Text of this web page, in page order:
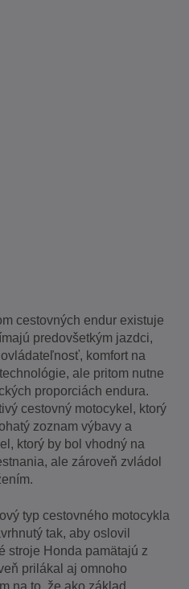
cestovných endur existuje
predovšetkým jazdci,
komfort na
ale pritom nutne
proporciách endura.
cestovný motocykel, ktorý
zoznam výbavy a
ktorý by bol vhodný na
ale zároveň zvládol
typ cestovného motocykla
tak, aby oslovil
stroje Honda pamätajú z
prilákal aj omnoho
na to, že ako základ